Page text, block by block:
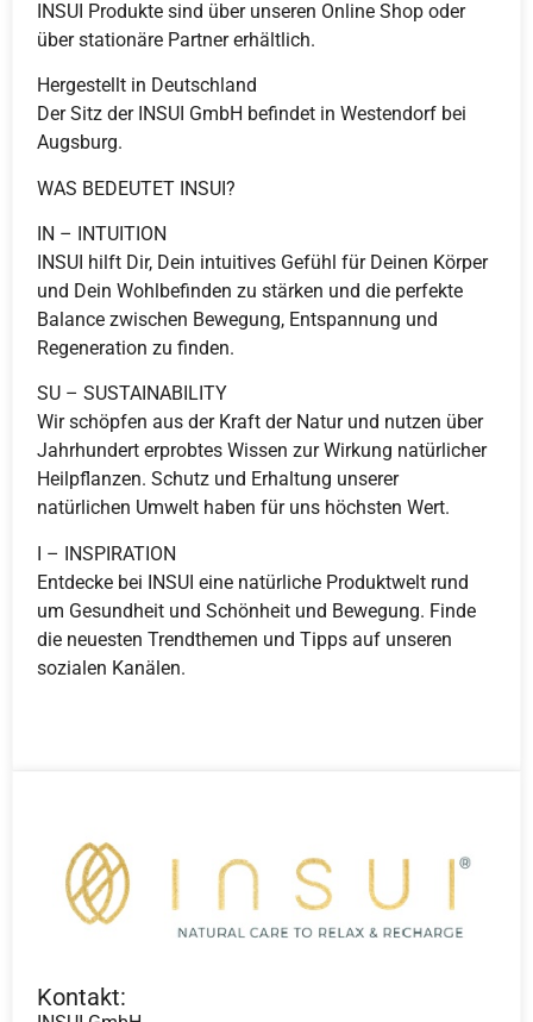
INSUI Produkte sind über unseren Online Shop oder
über stationäre Partner erhältlich.
Hergestellt in Deutschland
Der Sitz der INSUI GmbH befindet in Westendorf bei
Augsburg.
WAS BEDEUTET INSUI?
IN – INTUITION
INSUI hilft Dir, Dein intuitives Gefühl für Deinen Körper
und Dein Wohlbefinden zu stärken und die perfekte
Balance zwischen Bewegung, Entspannung und
Regeneration zu finden.
SU – SUSTAINABILITY
Wir schöpfen aus der Kraft der Natur und nutzen über
Jahrhundert erprobtes Wissen zur Wirkung natürlicher
Heilpflanzen. Schutz und Erhaltung unserer
natürlichen Umwelt haben für uns höchsten Wert.
I – INSPIRATION
Entdecke bei INSUI eine natürliche Produktwelt rund
um Gesundheit und Schönheit und Bewegung. Finde
die neuesten Trendthemen und Tipps auf unseren
sozialen Kanälen.
Kontakt: